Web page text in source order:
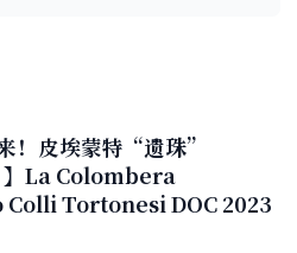
！皮埃蒙特“遗珠”
La Colombera
Tortonesi DOC 2023